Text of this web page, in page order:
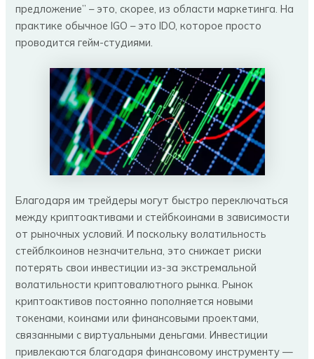
предложение” – это, скорее, из области маркетинга. На
практике обычное IGO – это IDO, которое просто
проводится гейм-студиями.
Благодаря им трейдеры могут быстро переключаться
между криптоактивами и стейбкоинами в зависимости
от рыночных условий. И поскольку волатильность
стейблкоинов незначительна, это снижает риски
потерять свои инвестиции из-за экстремальной
волатильности криптовалютного рынка. Рынок
криптоактивов постоянно пополняется новыми
токенами, коинами или финансовыми проектами,
связанными с виртуальными деньгами. Инвестиции
привлекаются благодаря финансовому инструменту —